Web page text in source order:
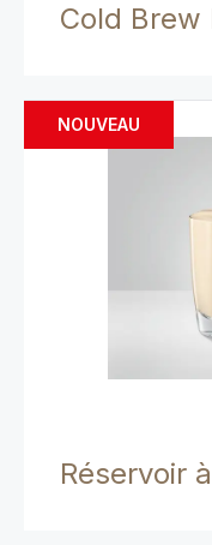
Cold Brew
NOUVEAU
Réservoir